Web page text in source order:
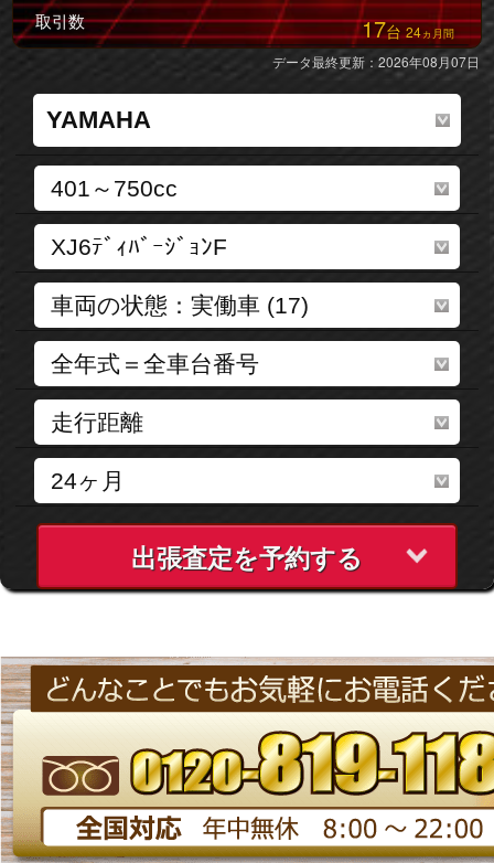
取引数 17台24ヵ月間
データ最終更新：2026年08月07日
出張査定を予約する